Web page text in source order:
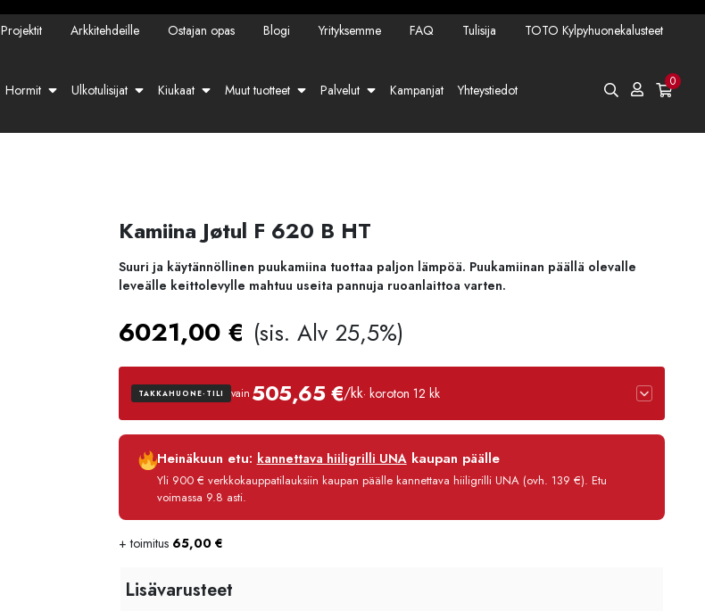
Projektit Arkkitehdeille Ostajan opas Blogi Yrityksemme FAQ Tulisija TOTO Kylpyhuonekalusteet
Hormit Ulkotulisijat Kiukaat Muut tuotteet Palvelut Kampanjat Yhteystiedot 0
Kamiina Jøtul F 620 B HT
Suuri ja käytännöllinen puukamiina tuottaa paljon lämpöä. Puukamiinan päällä olevalle
leveälle keittolevylle mahtuu useita pannuja ruoanlaittoa varten.
6021,00 € (sis. Alv 25,5%)
TAKKAHUONE-TILI vain 505,65 €/kk· koroton 12 kk
Luottoaika
Korko
Käsittelymaksu
Heinäkuun etu: kannettava hiiligrilli UNAkaupan päälle
Yli 900 € verkkokauppatilauksiin kaupan päälle kannettava hiiligrilli UNA (ovh. 139 €). Etu
voimassa 9.8 asti.
+ toimitus 65,00 €
Lisävarusteet